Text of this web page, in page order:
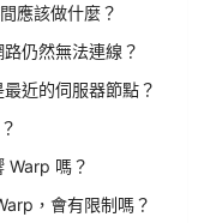
應該做什麼？
仍然無法連線？
近的伺服器節點？
Warp 嗎？
，會有限制嗎？